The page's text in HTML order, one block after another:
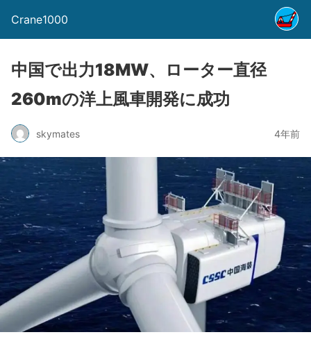
Crane1000
中国で出力18MW、ローター直径
260mの洋上風車開発に成功
skymates 4年前